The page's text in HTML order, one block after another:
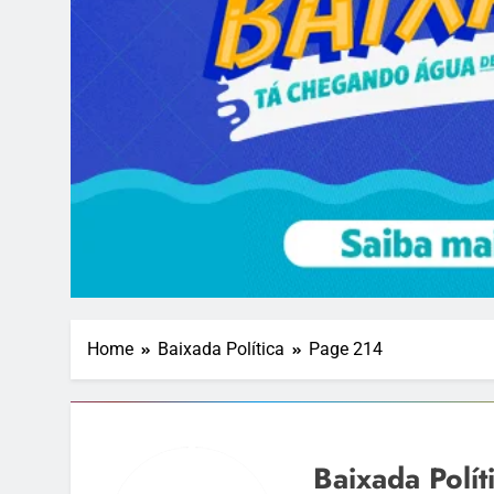
Home Baixada Política Page 214
Baixada